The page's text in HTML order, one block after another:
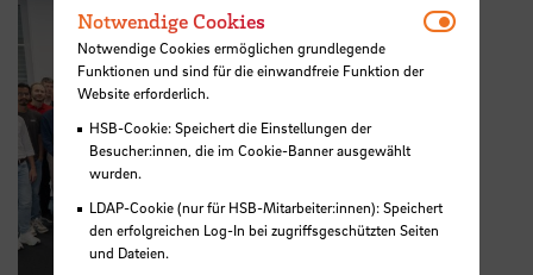
Notwendige Cookies
Notwendige Cookies ermöglichen grundlegende
Funktionen und sind für die einwandfreie Funktion der
Website erforderlich.
HSB-Cookie: Speichert die Einstellungen der
Besucher:innen, die im Cookie-Banner ausgewählt
wurden.
LDAP-Cookie (nur für HSB-Mitarbeiter:innen): Speichert
den erfolgreichen Log-In bei zugriffsgeschützten Seiten
und Dateien.